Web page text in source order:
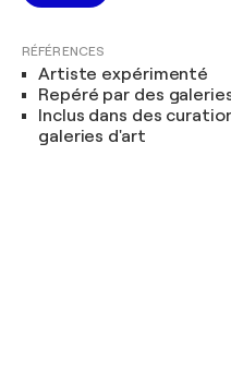
RÉFÉRENCES
Artiste expérimenté
Repéré par des
Inclus dans des
galeries d'art